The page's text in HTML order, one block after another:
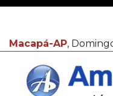
Macapá-AP,